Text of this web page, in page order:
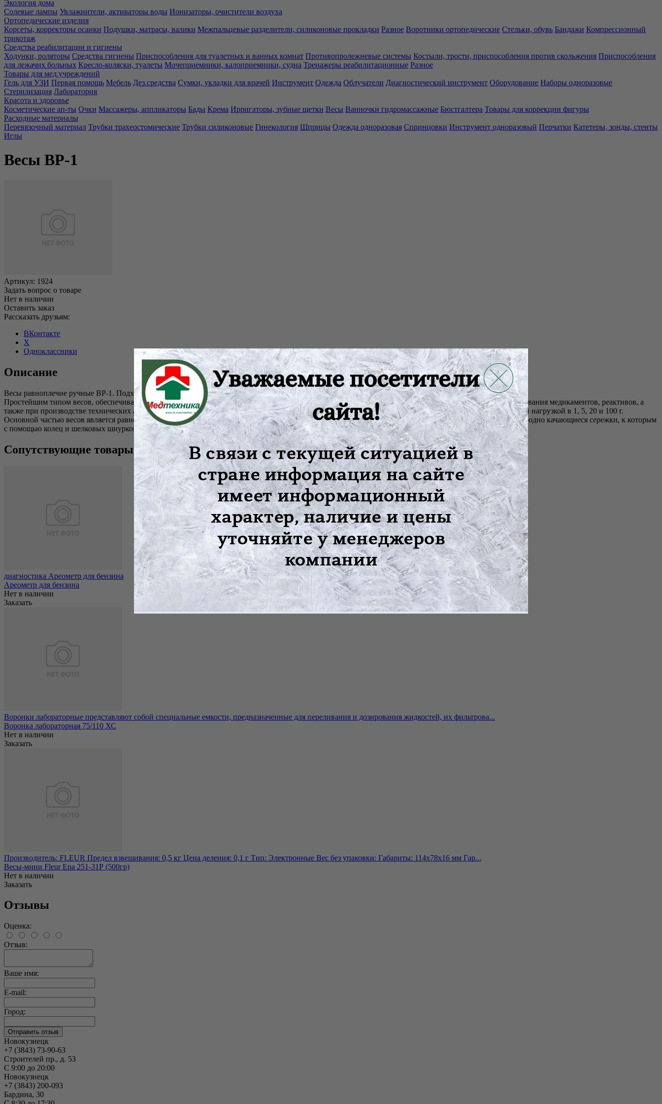
Экология дома
Солевые лампы Увлажнители, активаторы воды Ионизаторы, очистители воздуха
Ортопедические изделия
Корсеты, корректоры осанки Подушки, матрасы, валики Межпальцевые разделители, силиконовые прокладки Разное Воротники ортопедические Стельки, обувь Бандажи Компрессионный
трикотаж
Средства реабилитации и гигиены
Ходунки, роляторы Средства гигиены Приспособления для туалетных и ванных комнат Противопролежневые системы Костыли, трости, приспособления против скольжения Приспособления
для лежачих больных Кресло-коляски, туалеты Мочеприемники, калоприемники, судна Тренажеры реабилитационные Разное
Товары для мед.учреждений
Гель для УЗИ Первая помощь Мебель Дез.средства Сумки, укладки для врачей Инструмент Одежда Облучатели Диагностический инструмент Оборудование Наборы одноразовые
Стерилизация Лаборатория
Красота и здоровье
Косметические ап-ты Очки Массажеры, аппликаторы Бады Крема Ирригаторы, зубные щетки Весы Ванночки гидромассажные Бюстгалтера Товары для коррекции фигуры
Расходные материалы
Перевязочный материал Трубки трахеостомические Трубки силиконовые Гинекология Шприцы Одежда одноразовая Спринцовки Инструмент одноразовый Перчатки Катетеры, зонды, стенты
Иглы
Весы ВР-1
Артикул: 1924
Задать вопрос о товаре
Нет в наличии
Оставить заказ
Рассказать друзьям:
ВКонтакте
X
Одноклассники
Описание
Весы равноплечие ручные ВР-1. Подходят для веса до 1 грамма.
Простейшим типом весов, обеспечивающих достаточно точное взвешивание, являются ручные или аптечные весы BP. Эти весы применяются для взвешивания медикаментов, реактивов, а
также при производстве технических анализов. Они изготовляются четырех типов: ВР-1, ВР-5, ВР-20, BP-100, соответственно с допускаемой наибольшей нагрузкой в 1, 5, 20 и 100 г.
Основной частью весов является равноплечее коромысло с двумя грузоприемными и одной опорной призмами. На грузоприемных призмах имеются свободно качающиеся сережки, к которым
с помощью колец и шелковых шнурков подвешиваются пластмассовые чашки
Сопутствующие товары
диагностика Ареометр для бензина
Ареометр для бензина
Нет в наличии
Заказать
Воронки лабораторные представляют собой специальные емкости, предназначенные для переливания и дозирования жидкостей, их фильтрова...
Воронка лабораторная 75/110 ХС
Нет в наличии
Заказать
Производитель: FLEUR Предел взвешивания: 0,5 кг Цена деления: 0,1 г Тип: Электронные Вес без упаковки: Габариты: 114х78х16 мм Гар...
Весы-мини Fleur Ena 251-31Р (500гр)
Нет в наличии
Заказать
Отзывы
Оценка:
Отзыв:
Ваше имя:
E-mail:
Город:
Новокузнецк
+7 (3843) 73-90-63
Строителей пр., д. 53
С 9:00 до 20:00
Новокузнецк
+7 (3843) 200-093
Бардина, 30